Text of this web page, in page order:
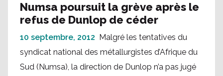
Numsa poursuit la grève après le
refus de Dunlop de céder
10 septembre, 2012 Malgré les tentatives du
syndicat national des métallurgistes d’Afrique du
Sud (Numsa), la direction de Dunlop n’a pas jugé